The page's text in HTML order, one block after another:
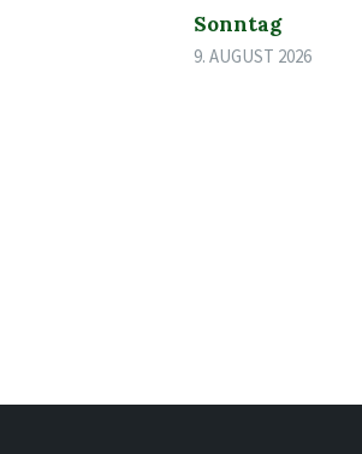
Sonntag
9. AUGUST 2026